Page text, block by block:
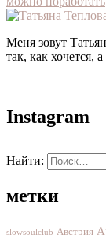
Меня зовут
так, как хочется,
Instagram
Найти:
метки
slowsoulclub Австрия